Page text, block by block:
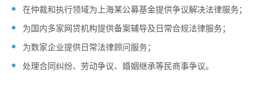
在仲裁和执行领域为上海某公募基金提供争议解决法律服务；
为国内多家网贷机构提供备案辅导及日常合规法律服务；
为数家企业提供日常法律顾问服务；
处理合同纠纷、劳动争议、婚姻继承等民商事争议。